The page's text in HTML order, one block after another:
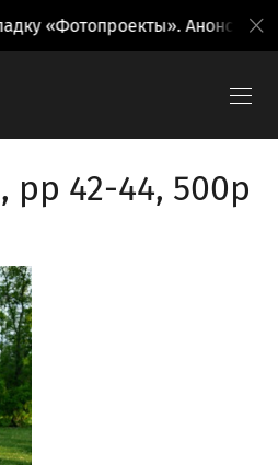
«Фотопроекты». Анонсы
рр 42-44, 500р